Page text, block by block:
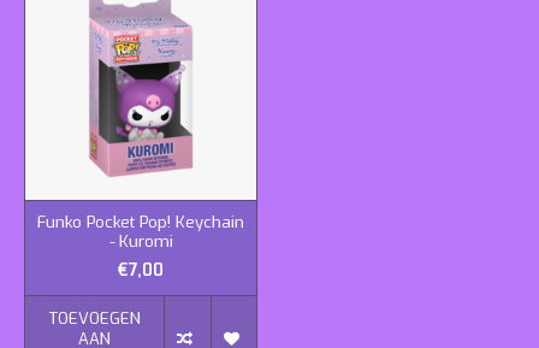
Funko Pocket Pop! Keychain
- Kuromi
€7,00
TOEVOEGEN
AAN